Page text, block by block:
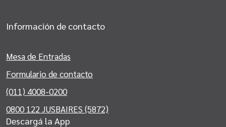
Información de contacto
Mesa de Entradas
Formulario de contacto
(011) 4008-0200
0800 122 JUSBAIRES (5872)
Descargá la App